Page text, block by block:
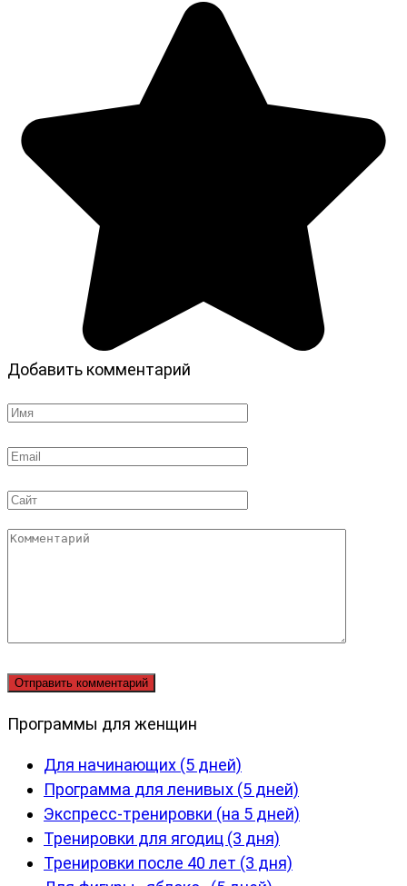
Добавить комментарий
Имя
Email
Сайт
Комментарий
Программы для женщин
Для начинающих (5 дней)
Программа для ленивых (5 дней)
Экспресс-тренировки (на 5 дней)
Тренировки для ягодиц (3 дня)
Тренировки после 40 лет (3 дня)